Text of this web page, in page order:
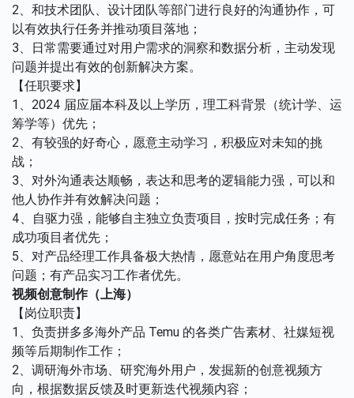
2、和技术团队、设计团队等部门进行良好的沟通协作，可
以有效执行任务并推动项目落地；
3、日常需要通过对用户需求的洞察和数据分析，主动发现
问题并提出有效的创新解决方案。
【任职要求】
1、2024 届应届本科及以上学历，理工科背景（统计学、运
筹学等）优先；
2、有较强的好奇心，愿意主动学习，积极应对未知的挑
战；
3、对外沟通表达顺畅，表达和思考的逻辑能力强，可以和
他人协作并有效解决问题；
4、自驱力强，能够自主独立负责项目，按时完成任务；有
成功项目者优先；
5、对产品经理工作具备极大热情，愿意站在用户角度思考
问题；有产品实习工作者优先。
视频创意制作（上海）
【岗位职责】
1、负责拼多多海外产品 Temu 的各类广告素材、社媒短视
频等后期制作工作；
2、调研海外市场、研究海外用户，发掘新的创意视频方
向，根据数据反馈及时更新迭代视频内容；